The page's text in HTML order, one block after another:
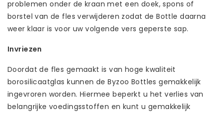
problemen onder de kraan met een doek, spons of
borstel van de fles verwijderen zodat de Bottle daarna
weer klaar is voor uw volgende vers geperste sap.
Invriezen
Doordat de fles gemaakt is van hoge kwaliteit
borosilicaatglas kunnen de Byzoo Bottles gemakkelijk
ingevroren worden. Hiermee beperkt u het verlies van
belangrijke voedingsstoffen en kunt u gemakkelijk